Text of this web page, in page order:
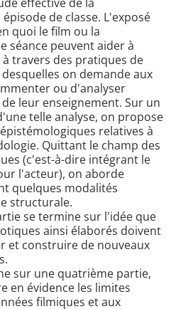
de classe. L'exposé
quoi le film ou la
séance peuvent aider à
travers des pratiques de
on demande aux
ou d'analyser
leur enseignement. Sur un
telle analyse, on propose
relatives à
Quittant le champ des
(c'est-à-dire intégrant le
l'acteur), on aborde
quelques modalités
structurale.
se termine sur l'idée que
ainsi élaborés doivent
et construire de nouveaux
sur une quatrième partie,
en évidence les limites
filmiques et aux